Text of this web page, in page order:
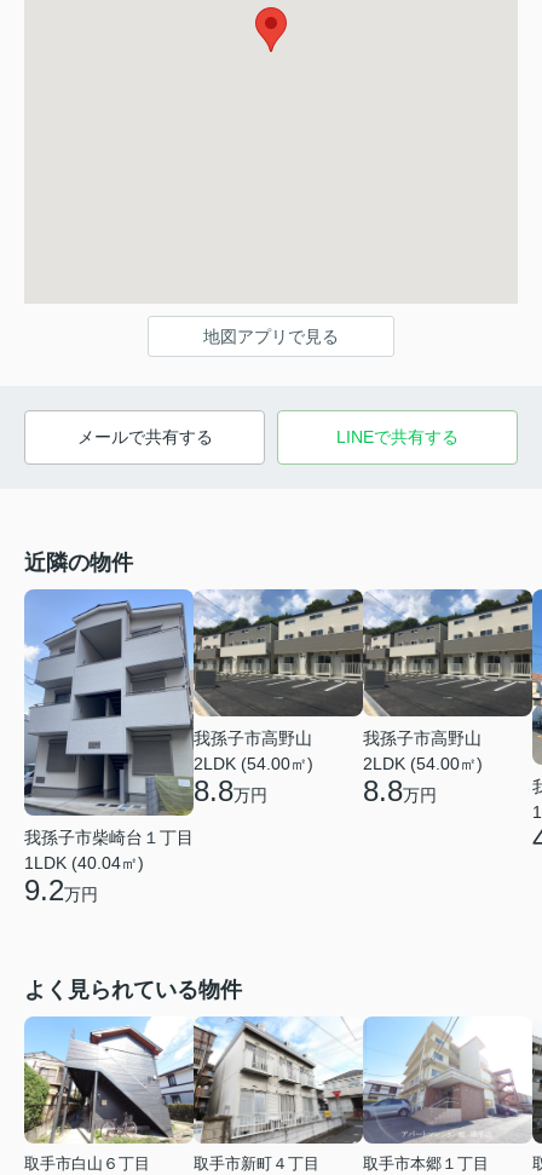
地図アプリで見る
メールで共有する LINEで共有する
近隣の物件
我孫子市柴崎台１丁目
1LDK (40.04㎡)
9.2万円
我孫子市高野山
2LDK (54.00㎡)
8.8万円
我孫子市高野山
2LDK (54.00㎡)
8.8万円
よく見られている物件
取手市白山６丁目
取手市新町４丁目
取手市本郷１丁目